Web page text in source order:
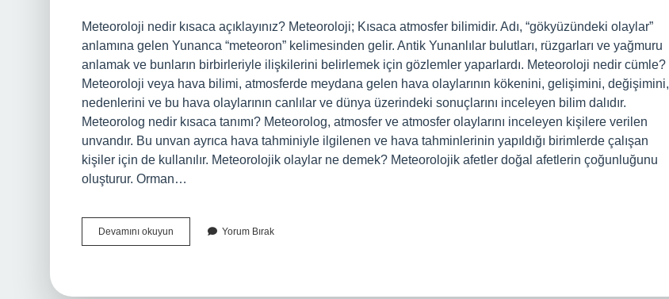
Meteoroloji nedir kısaca açıklayınız? Meteoroloji; Kısaca atmosfer bilimidir. Adı, “gökyüzündeki olaylar”
anlamına gelen Yunanca “meteoron” kelimesinden gelir. Antik Yunanlılar bulutları, rüzgarları ve yağmuru
anlamak ve bunların birbirleriyle ilişkilerini belirlemek için gözlemler yaparlardı. Meteoroloji nedir cümle?
Meteoroloji veya hava bilimi, atmosferde meydana gelen hava olaylarının kökenini, gelişimini, değişimini,
nedenlerini ve bu hava olaylarının canlılar ve dünya üzerindeki sonuçlarını inceleyen bilim dalıdır.
Meteorolog nedir kısaca tanımı? Meteorolog, atmosfer ve atmosfer olaylarını inceleyen kişilere verilen
unvandır. Bu unvan ayrıca hava tahminiyle ilgilenen ve hava tahminlerinin yapıldığı birimlerde çalışan
kişiler için de kullanılır. Meteorolojik olaylar ne demek? Meteorolojik afetler doğal afetlerin çoğunluğunu
oluşturur. Orman…
Devamını okuyun Meteoroloji
Nedir
Yorum Bırak